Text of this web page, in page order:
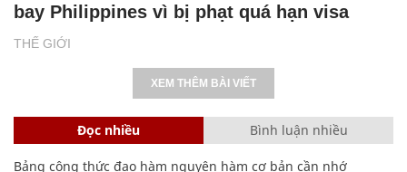
THẾ GIỚI
bay Philippines vì bị phạt quá hạn visa
XEM THÊM BÀI VIẾT
Đọc nhiều Bình luận nhiều
Bảng công thức đạo hàm nguyên hàm cơ bản cần nhớ